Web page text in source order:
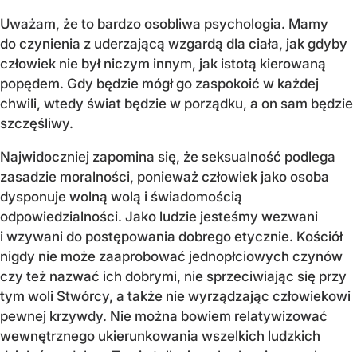
Uważam, że to bardzo osobliwa psychologia. Mamy
do czynienia z uderzającą wzgardą dla ciała, jak gdyby
człowiek nie był niczym innym, jak istotą kierowaną
popędem. Gdy będzie mógł go zaspokoić w każdej
chwili, wtedy świat będzie w porządku, a on sam będzie
szczęśliwy.
Najwidoczniej zapomina się, że seksualność podlega
zasadzie moralności, ponieważ człowiek jako osoba
dysponuje wolną wolą i świadomością
odpowiedzialności. Jako ludzie jesteśmy wezwani
i wzywani do postępowania dobrego etycznie. Kościół
nigdy nie może zaaprobować jednopłciowych czynów
czy też nazwać ich dobrymi, nie sprzeciwiając się przy
tym woli Stwórcy, a także nie wyrządzając człowiekowi
pewnej krzywdy. Nie można bowiem relatywizować
wewnętrznego ukierunkowania wszelkich ludzkich